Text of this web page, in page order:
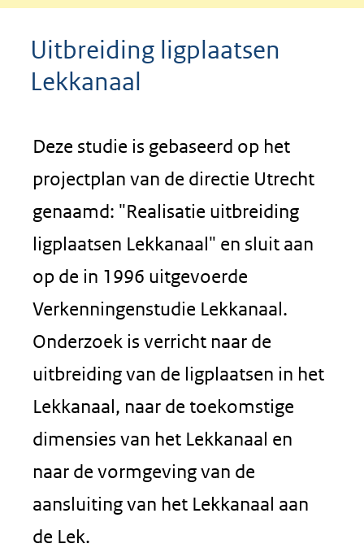
Uitbreiding ligplaatsen
Lekkanaal
Deze studie is gebaseerd op het
projectplan van de directie Utrecht
genaamd: "Realisatie uitbreiding
ligplaatsen Lekkanaal" en sluit aan
op de in 1996 uitgevoerde
Verkenningenstudie Lekkanaal.
Onderzoek is verricht naar de
uitbreiding van de ligplaatsen in het
Lekkanaal, naar de toekomstige
dimensies van het Lekkanaal en
naar de vormgeving van de
aansluiting van het Lekkanaal aan
de Lek.